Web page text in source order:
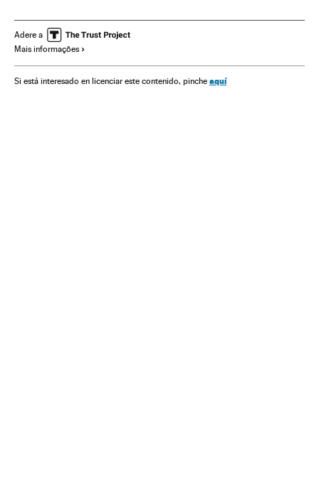
Adere a
Mais informações
Si está interesado en licenciar este contenido, pinche aquí